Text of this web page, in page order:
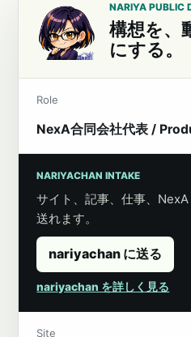
NARIYA PUBLIC
構想を、
にする。
Role
NexA合同会社代表 /
NARIYACHAN INTAKE
サイト、記事、仕事、
送れます。
nariyachan に送る
nariyachan を詳しく見る
Site